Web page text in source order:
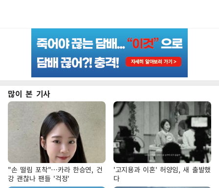
많이 본 기사
"손 떨림 포착"…카라 한승연, 건
강 괜찮나 팬들 '걱정'
'고지용과 이혼' 허양임, 새 출발했
다